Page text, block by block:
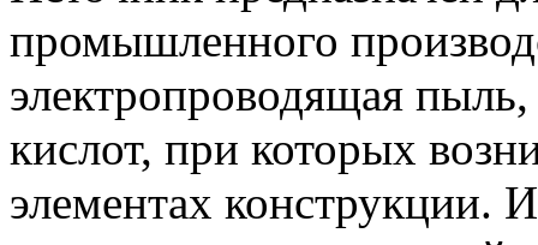
промышленного
электропроводящая
кислот, при которых
элементах конструкции.